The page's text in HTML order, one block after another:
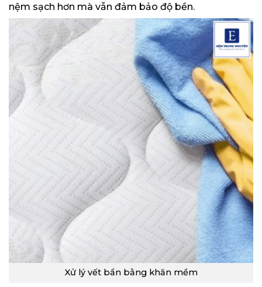
nệm sạch hơn mà vẫn đảm bảo độ bền.
Xử lý vết bẩn bằng khăn mềm